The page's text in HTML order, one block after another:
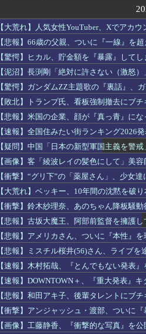
【大荒れ】人気女性YouTuber、Xでアカ
【悲報】66歳の父親、ついに『一線』を
【驚愕】ヒカル、貯金額を『暴露』して
【泥沼】長渕剛「絶対に許さない（激怒
【驚愕】ガンダムZZ主題歌の『裏話』、
【敗北】トランプ氏、看板強制撤去にブ
【悲報】米国の企業、顔が『真っ青』に
【速報】全国住みたい街ランキング2026
【疑問】中国「日本の新型軍国主義を警
【画像】客「綾波レイの髪色にして」美
【衝撃】“グリ下”の「薬屋さん」、少女
【大荒れ】ベッキー、10年間の沈黙を破
【衝撃】鈴木紗理奈、あのちゃん降板騒
【悲報】古坂大魔王、阿部前監督を擁護
【悲報】アメリカさん、ついに『本性』
【悲報】ミスチル桜井(56)さん、ライブ
【速報】木村拓哉、『とんでもない発表
【速報】DOWNTOWN＋、『重大発表』
【悲報】和田アキ子、後輩タレントにブ
【衝撃】アンジャッシュ・渡部、ついに
【画像】工藤静香、『衝撃的な写真』を